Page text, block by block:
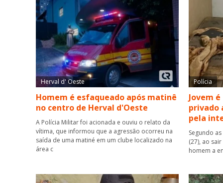
Herval d' Oeste
Homem é esfaqueado após matinê
no centro de Herval d'Oeste
A Polícia Militar foi acionada e ouviu o relato da
vítima, que informou que a agressão ocorreu na
saída de uma matiné em um clube localizado na
área c
Polícia
Jovem
privado
pela
Segundo
(27), ao
homem a